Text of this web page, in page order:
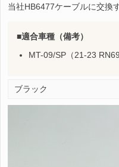
当社HB6477ケーブルに交換
適合車種（備考）
MT-09/SP（21-23
ブラック